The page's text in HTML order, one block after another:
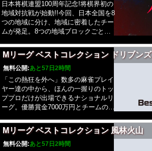
こなのか。乞うご期待。※段位は収録
当時のものになります
出場しなければならない。自分のチー
ムが3敗目、4敗目のタイミングで、先
発棋士に入っていない控え棋士(棋士
または監督)との交代が可能。なお、
交代は2回までとする。交代され、試
合から一度外れた棋士は再出場不可。
この冬、かつて無いほどのアツい戦い
を繰り広げ軍配が上がる地域は一体ど
こなのか。乞うご期待。※段位は収録
当時のものになります
9番勝負5勝先取、持ち時間5分の一手
指すごとに5秒が加算のフィッシャー
ルールで行います。また監督が「大会
出場登録棋士」と監督の中から3人の
先発棋士と、出場順を決定。3人が出
場した後は、1人目に戻る。先発棋士
は必ず1対局は行うこととし、対局に
勝利した棋士は、次の対局にも連続で
出場しなければならない。自分のチー
ムが3敗目、4敗目のタイミングで、先
発棋士に入っていない控え棋士(棋士
または監督)との交代が可能。なお、
交代は2回までとする。交代され、試
合から一度外れた棋士は再出場不可。
この冬、かつて無いほどのアツい戦い
を繰り広げ軍配が上がる地域は一体ど
を含む5人で団体戦を戦い抜きます。
なお、所属する「地域チーム」につい
ては全ての棋士が所属地域を自ら選択
たします。棋士は、自身の出身、育っ
た場所、居住地などの中から、自ら所
属する「地域チーム」を選択すること
が可能です。対抗戦のルールとしては
9番勝負5勝先取、持ち時間5分の一手
指すごとに5秒が加算のフィッシャー
ルールで行います。また監督が「大会
出場登録棋士」と監督の中から3人の
先発棋士と、出場順を決定。3人が出
場した後は、1人目に戻る。先発棋士
は必ず1対局は行うこととし、対局に
勝利した棋士は、次の対局にも連続で
日本将棋連盟100周年記念!将棋界初の
地域対抗戦が始動!!今回、日本全国を8
つの地域に分け、地域に密着したチー
ムが発足。8つの地域ブロックごと
い!“という棋士がその「地域チーム」
の監督として就任。さらに自身が率い
る地域チームの棋士の中から4人の
「大会出場登録棋士」を指名し、監督
を含む5人で団体戦を戦い抜きます。
なお、所属する「地域チーム」につい
ては全ての棋士が所属地域を自ら選択
たします。棋士は、自身の出身、育っ
た場所、居住地などの中から、自ら所
属する「地域チーム」を選択すること
Mリーグ ベストコレクション ドリブンズ
無料公開:あと57日2時間
「この熱狂を外へ」数多の麻雀プレイ
ヤー達の中から、ほんの一握りのトッ
ププロだけが出場できるナショナルリ
ーグ。優勝賞金7000万円とチームの威
レの栄光を目指して戦う。Mリーグ
2025-26では、新たに「EARTH
JETS(アースジェッツ)」がチームに加
Mリーグ ベストコレクション 風林火山
無料公開:あと57日2時間